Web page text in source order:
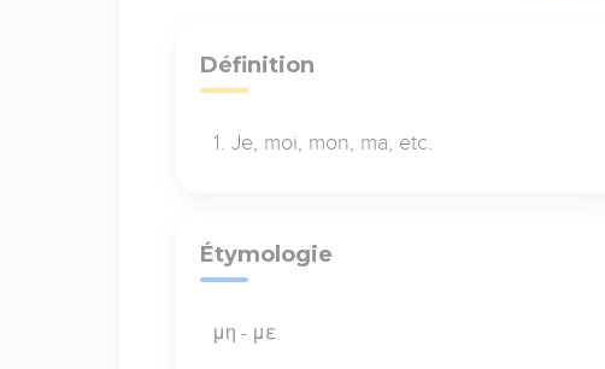
Définition
Je, moi, mon, ma, etc.
Étymologie
μη - με